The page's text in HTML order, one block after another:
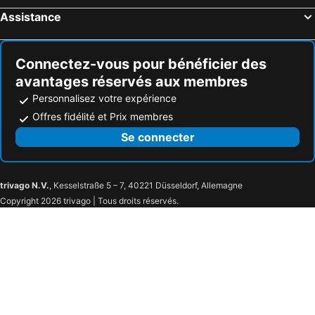
Assistance
Connectez-vous pour bénéficier des
avantages réservés aux membres
Personnalisez votre expérience
Offres fidélité et Prix membres
Se connecter
trivago N.V., Kesselstraße 5 – 7, 40221 Düsseldorf, Allemagne
Copyright 2026 trivago | Tous droits réservés.